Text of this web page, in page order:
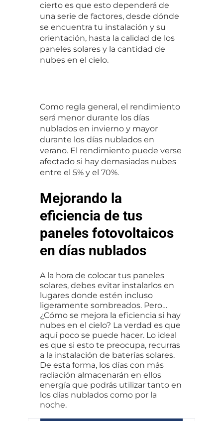
cierto es que esto dependerá de
una serie de factores, desde dónde
se encuentra tu instalación y su
orientación, hasta la calidad de los
paneles solares y la cantidad de
nubes en el cielo.
Como regla general, el rendimiento
será menor durante los días
nublados en invierno y mayor
durante los días nublados en
verano. El rendimiento puede verse
afectado si hay demasiadas nubes
entre el 5% y el 70%.
Mejorando la
eficiencia de tus
paneles fotovoltaicos
en días nublados
A la hora de colocar tus paneles
solares, debes evitar instalarlos en
lugares donde estén incluso
ligeramente sombreados. Pero…
¿Cómo se mejora la eficiencia si hay
nubes en el cielo? La verdad es que
aquí poco se puede hacer. Lo ideal
es que si esto te preocupa, recurras
a la instalación de baterías solares.
De esta forma, los días con más
radiación almacenarán en ellos
energía que podrás utilizar tanto en
los días nublados como por la
noche.